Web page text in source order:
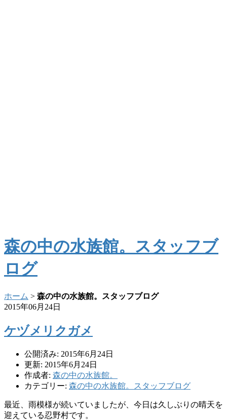
森の中の水族館。スタッフブ
ログ
ホーム > 森の中の水族館。スタッフブログ
2015年06月24日
ケヅメリクガメ
公開済み: 2015年6月24日
更新: 2015年6月24日
作成者: 森の中の水族館。
カテゴリー: 森の中の水族館。スタッフブログ
最近、雨模様が続いていましたが、 今日は久しぶりの晴天を
迎えている忍野村です。